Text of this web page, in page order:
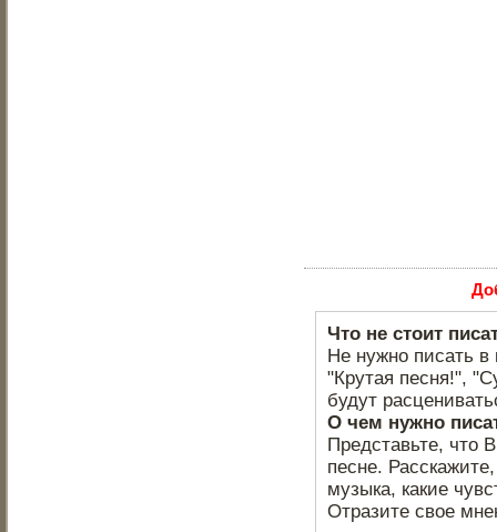
Что не стоит
Не нужно писать в
"Крутая песня!",
будут
О чем нужно
Представьте, что
песне.
музыка, какие
Отразите свое